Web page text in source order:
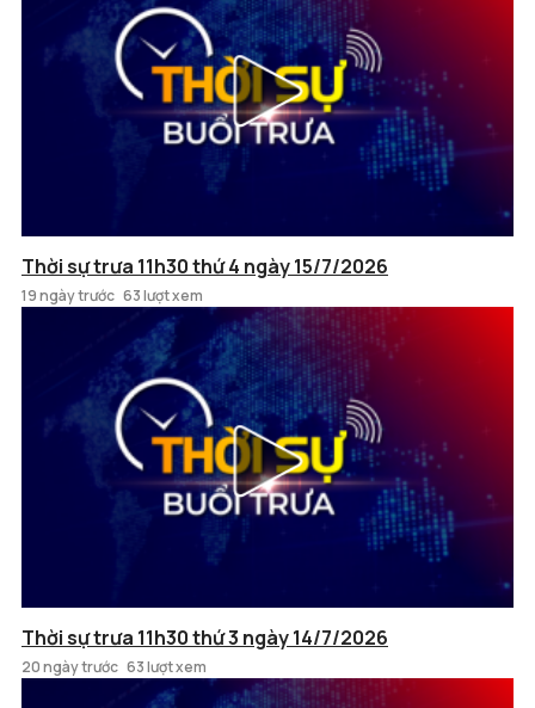
Thời sự trưa 11h30 thứ 4 ngày 15/7/2026
19 ngày trước 63 lượt xem
Thời sự trưa 11h30 thứ 3 ngày 14/7/2026
20 ngày trước 63 lượt xem